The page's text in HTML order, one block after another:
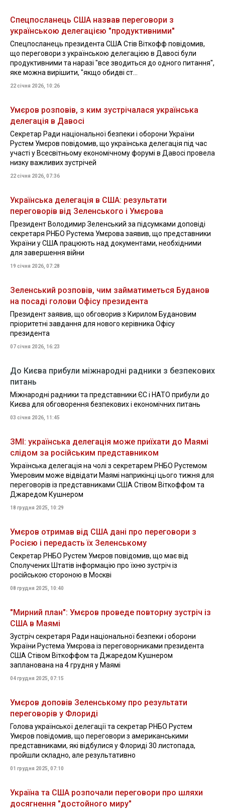
Спецпосланець США назвав переговори з
українською делегацією "продуктивними"
Спецпосланець президента США Стів Віткофф повідомив,
що переговори з українською делегацією в Давосі були
продуктивними та наразі "все зводиться до одного питання",
яке можна вирішити, "якщо обидві ст...
22 січня 2026, 10:26
Умєров розповів, з ким зустрічалася українська
делегація в Давосі
Секретар Ради національної безпеки і оборони України
Рустем Умєров повідомив, що українська делегація під час
участі у Всесвітньому економічному форумі в Давосі провела
низку важливих зустрічей
22 січня 2026, 07:36
Українська делегація в США: результати
переговорів від Зеленського і Умєрова
Президент Володимир Зеленський за підсумками доповіді
секретаря РНБО Рустема Умєрова заявив, що представники
України у США працюють над документами, необхідними
для завершення війни
19 січня 2026, 07:28
Зеленський розповів, чим займатиметься Буданов
на посаді голови Офісу президента
Президент заявив, що обговорив з Кирилом Будановим
пріоритетні завдання для нового керівника Офісу
президента
07 січня 2026, 16:23
До Києва прибули міжнародні радники з безпекових
питань
Міжнародні радники та представники ЄС і НАТО прибули до
Києва для обговорення безпекових і економічних питань
03 січня 2026, 11:45
ЗМІ: українська делегація може приїхати до Маямі
слідом за російським представником
Українська делегація на чолі з секретарем РНБО Рустемом
Умеровим може відвідати Маямі наприкінці цього тижня для
переговорів із представниками США Стівом Віткоффом та
Джаредом Кушнером
18 грудня 2025, 10:29
Умєров отримав від США дані про переговори з
Росією і передасть їх Зеленському
Секретар РНБО Рустем Умєров повідомив, що має від
Сполучених Штатів інформацію про їхню зустріч із
російською стороною в Москві
08 грудня 2025, 10:40
"Мирний план": Умєров проведе повторну зустріч із
США в Маямі
Зустріч секретаря Ради національної безпеки і оборони
України Рустема Умєрова із переговорниками президента
США Стівом Віткоффом та Джаредом Кушнером
запланована на 4 грудня у Маямі
04 грудня 2025, 07:15
Умєров доповів Зеленському про результати
переговорів у Флориді
Голова української делегації та секретар РНБО Рустем
Умєров повідомив, що переговори з американськими
представниками, які відбулися у Флориді 30 листопада,
пройшли складно, але результативно
01 грудня 2025, 07:10
Україна та США розпочали переговори про шляхи
досягнення "достойного миру"